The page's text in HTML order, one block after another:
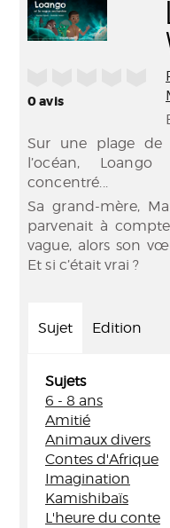
0avis
Sur une plage de
l’océan,
concentré...
Sa grand-mère,
parvenait à
vague, alors son
Et si c’était vrai ?
Sujet Edition
Sujets
6 - 8 ans
Amitié
Animaux divers
Contes d'Afrique
Imagination
Kamishibaïs
L'heure du conte